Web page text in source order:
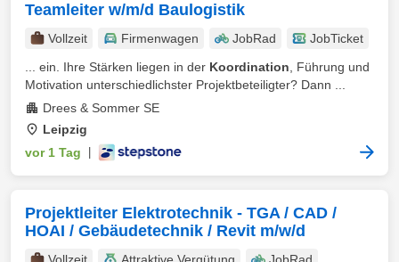
Teamleiter w/m/d Baulogistik
Vollzeit Firmenwagen JobRad
JobTicket
... ein. Ihre Stärken liegen in der Koordination , Führung und
Motivation unterschiedlichster Projektbeteiligter? Dann ...
Drees & Sommer SE
Leipzig
vor 1 Tag
Projektleiter Elektrotechnik - TGA / CAD /
HOAI / Gebäudetechnik / Revit m/w/d